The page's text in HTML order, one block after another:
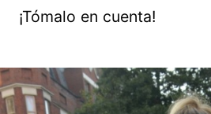
¡Tómalo en cuenta!